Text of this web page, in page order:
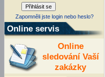
Zapomněli jste login nebo heslo?
Online servis
Online
sledování Vaší
zakázky